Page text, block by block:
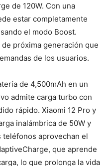
de 120W. Con una
estar completamente
el modo Boost.
próxima generación que
de los usuarios.
de 4,500mAh en un
admite carga turbo con
rápido. Xiaomi 12 Pro y
inalámbrica de 50W y
teléfonos aprovechan el
que aprende
lo que prolonga la vida